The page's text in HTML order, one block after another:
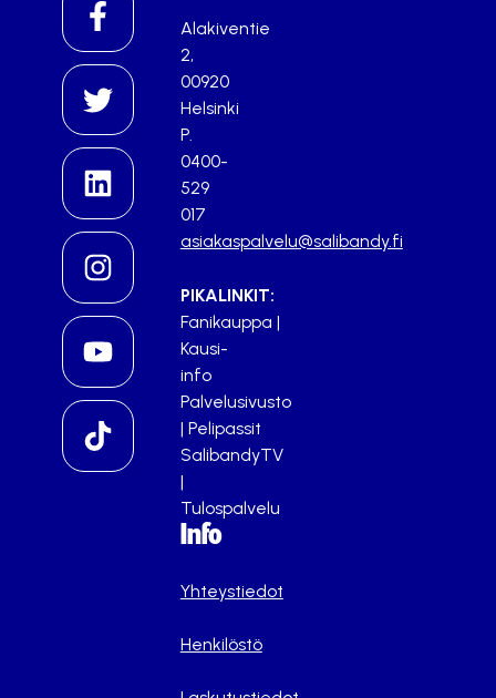
Alakiventie
2,
00920
Helsinki
P.
0400-
529
017
asiakaspalvelu@salibandy.fi
PIKALINKIT:
Fanikauppa |
Kausi-
info
Palvelusivusto
| Pelipassit
SalibandyTV
|
Tulospalvelu
Info
Yhteystiedot
Henkilöstö